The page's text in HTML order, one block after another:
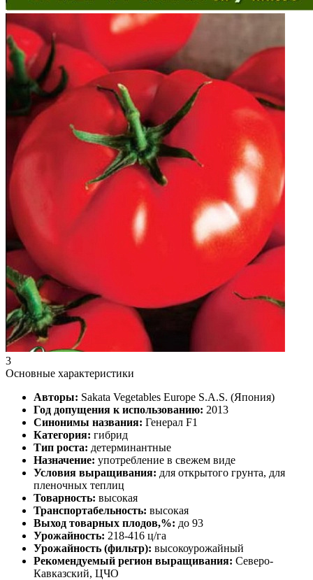
3
Основные характеристики
Авторы: Sakata Vegetables Europe S.A.S. (Япония)
Год допущения к использованию: 2013
Синонимы названия: Генерал F1
Категория: гибрид
Тип роста: детерминантные
Назначение: употребление в свежем виде
Условия выращивания: для открытого грунта, для
пленочных теплиц
Товарность: высокая
Транспортабельность: высокая
Выход товарных плодов,%: до 93
Урожайность: 218-416 ц/га
Урожайность (фильтр): высокоурожайный
Рекомендуемый регион выращивания: Северо-
Кавказский, ЦЧО